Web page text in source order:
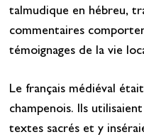
talmudique en hébreu,
commentaires
témoignages de la vie
Le français médiéval
champenois. Ils
textes sacrés et y